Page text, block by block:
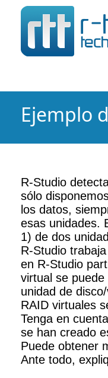
Ejemplo
R-Studio
sólo
los datos,
esas unidades.
1) de dos
R-Studio
en R-Studio
virtual se
unidad de
RAID virtuales
Tenga en
se han creado
Puede obtener
Ante todo,